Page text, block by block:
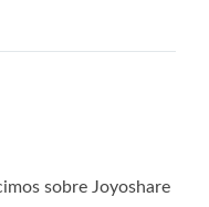
sobre Joyoshare